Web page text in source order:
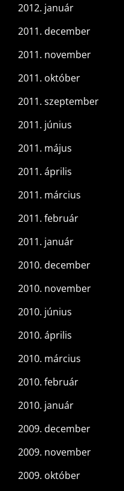
2012. január
2011. december
2011. november
2011. október
2011. szeptember
2011. június
2011. május
2011. április
2011. március
2011. február
2011. január
2010. december
2010. november
2010. június
2010. április
2010. március
2010. február
2010. január
2009. december
2009. november
2009. október